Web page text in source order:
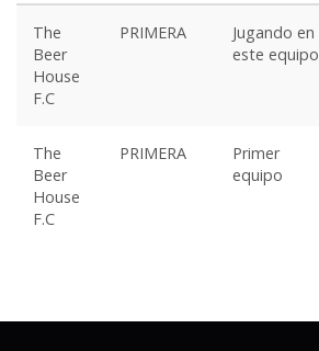
The
Beer
House
F.C
PRIMERA
Jugando en
este equipo
The
Beer
House
F.C
PRIMERA
Primer
equipo